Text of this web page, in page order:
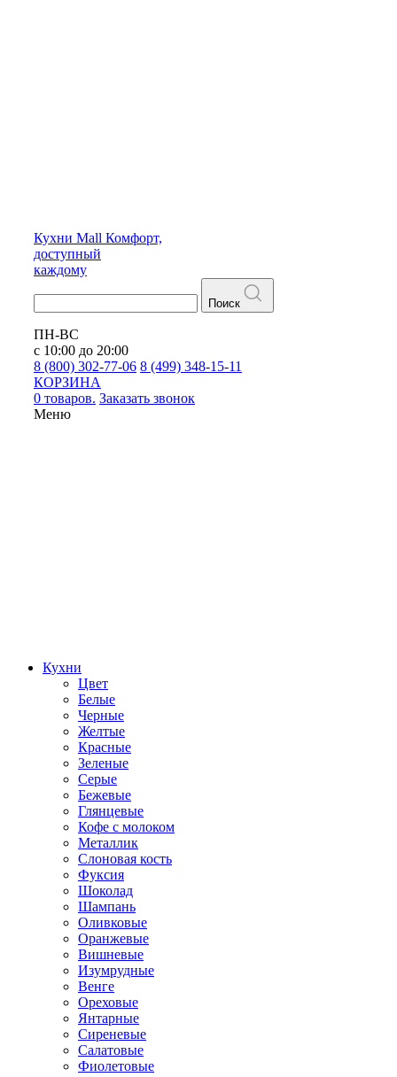
Кухни Mall Комфорт,
доступный
каждому
Поиск
ПН-ВС
с 10:00 до 20:00
8 (800) 302-77-06 8 (499) 348-15-11
КОРЗИНА
0 товаров. Заказать звонок
Меню
Кухни
Цвет
Белые
Черные
Желтые
Красные
Зеленые
Серые
Бежевые
Глянцевые
Кофе с молоком
Металлик
Слоновая кость
Фуксия
Шоколад
Шампань
Оливковые
Оранжевые
Вишневые
Изумрудные
Венге
Ореховые
Янтарные
Сиреневые
Салатовые
Фиолетовые